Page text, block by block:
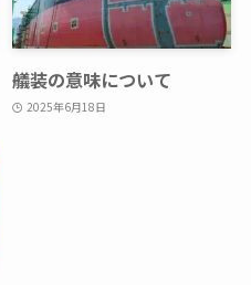
艤装の意味について
2025年6月18日